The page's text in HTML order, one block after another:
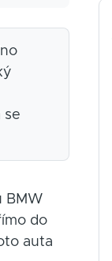
se
BMW
do
auta